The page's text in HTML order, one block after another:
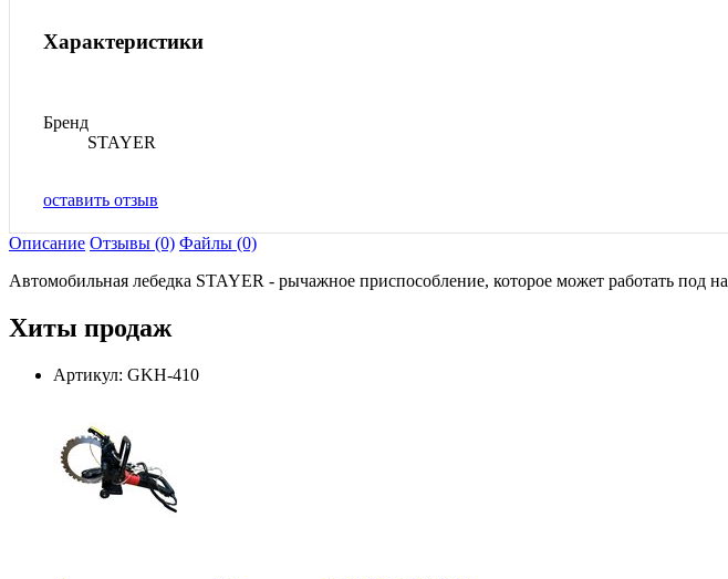
Характеристики
Бренд
STAYER
оставить отзыв
Описание Отзывы (0) Файлы (0)
Автомобильная лебедка STAYER - рычажное приспособление, которое может работать под
Хиты продаж
Артикул: GKH-410